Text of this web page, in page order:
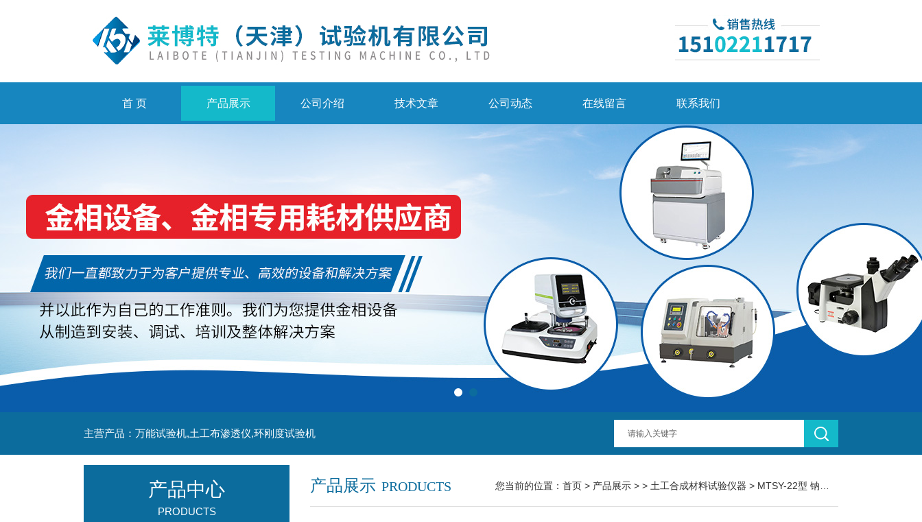
首 页 产品展示 公司介绍 技术文章 公司动态 在线留言 联系我们
主营产品：万能试验机,土工布渗透仪,环刚度试验机
产品展示 PRODUCTS 您当前的位置： 首页 > 产品展示 > > 土工合成材料试验仪器 > MTSY-22型 钠基膨润土耐静水压测定仪
产品中心
PRODUCTS